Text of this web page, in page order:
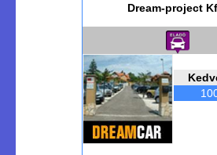
Dream-project